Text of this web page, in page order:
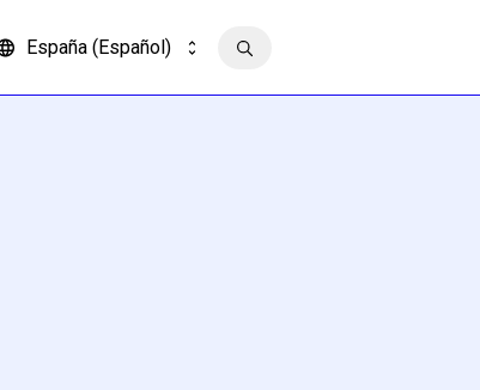
España (Español)